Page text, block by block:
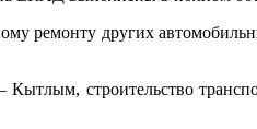
ремонту других
строительство